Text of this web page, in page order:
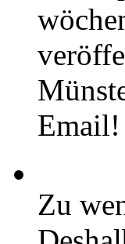
Email!
Zu